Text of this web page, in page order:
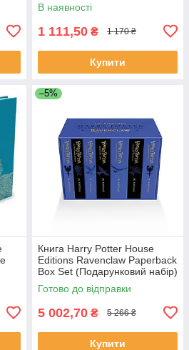
В наявності
1 111,50 ₴ 1 170 ₴
Купити
–5%
Книга Harry Potter House
Editions Ravenclaw Paperback
Box Set (Подарунковий набір)
Готово до відправки
5 002,70 ₴ 5 266 ₴
Купити